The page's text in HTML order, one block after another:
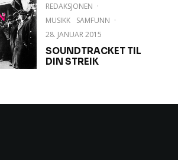
REDAKSJONEN ·
MUSIKK
SAMFUNN ·
28. JANUAR 2015
SOUNDTRACKET TIL
DIN STREIK